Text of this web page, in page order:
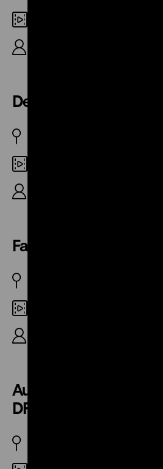
Der Wahlhelfer
Faroqhi dreht
DFFB